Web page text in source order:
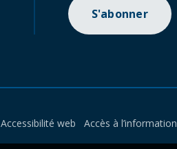
S'abonner
Accessibilité web Accès à l’information